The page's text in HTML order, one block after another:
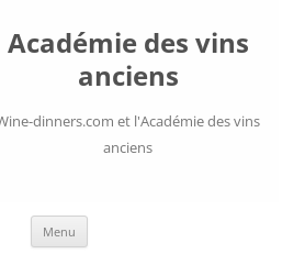
Académie des vins
anciens
dinners.com et l'Académie des vins
anciens
Menu